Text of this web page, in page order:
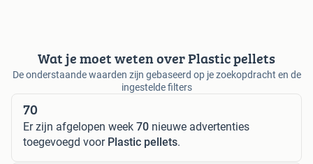
Wat je moet weten over Plastic pellets
De onderstaande waarden zijn gebaseerd op je zoekopdracht en de
ingestelde filters
70
Er zijn afgelopen week 70 nieuwe advertenties
toegevoegd voor Plastic pellets.